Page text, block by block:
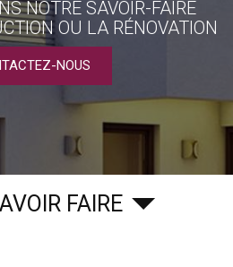
NOTRE SAVOIR-FAIRE
OU LA RÉNOVATION
NOUS
FAIRE